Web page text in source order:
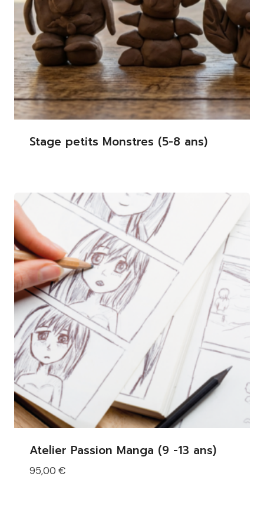
Stage petits Monstres (5-8 ans)
Atelier Passion Manga (9 -13 ans)
95,00 €